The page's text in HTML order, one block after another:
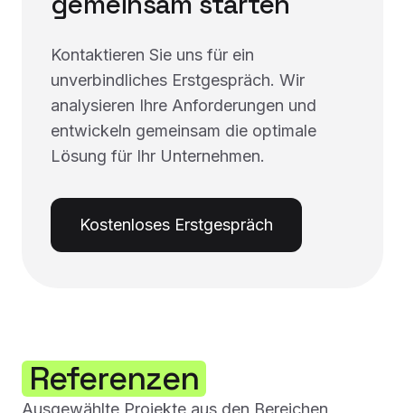
Kontaktieren Sie uns für ein
unverbindliches Erstgespräch. Wir
analysieren Ihre Anforderungen und
entwickeln gemeinsam die optimale
Lösung für Ihr Unternehmen.
Kostenloses Erstgespräch
Referenzen
Ausgewählte Projekte aus den Bereichen